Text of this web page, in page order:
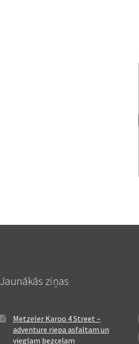
Jaunākās ziņas
Metzeler Karoo 4 Street –
adventure riepa asfaltam un
vieglam bezceļam